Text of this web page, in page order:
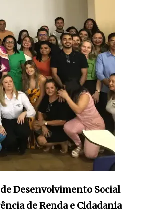
Desenvolvimento Social
de Renda e Cidadania